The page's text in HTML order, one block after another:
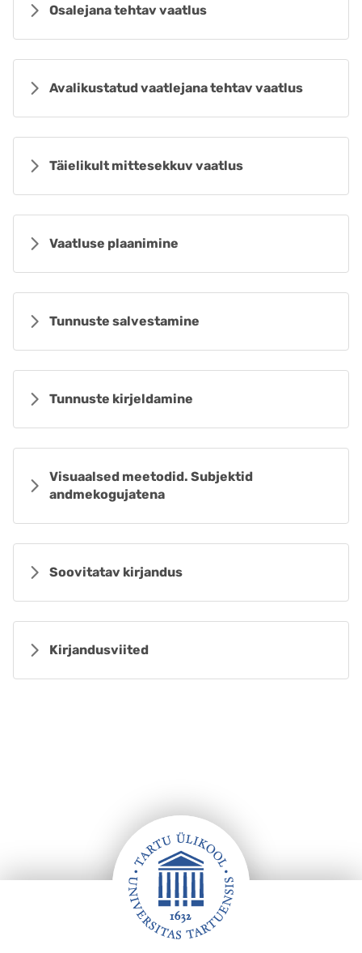
Osalejana tehtav vaatlus
Avalikustatud vaatlejana tehtav vaatlus
Täielikult mittesekkuv vaatlus
Vaatluse plaanimine
Tunnuste salvestamine
Tunnuste kirjeldamine
Visuaalsed meetodid. Subjektid
andmekogujatena
Soovitatav kirjandus
Kirjandusviited